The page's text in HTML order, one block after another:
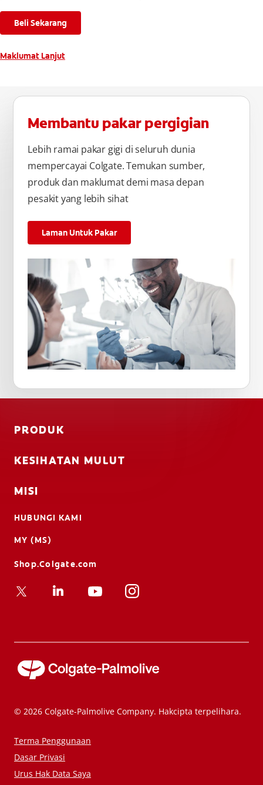
Beli Sekarang
Maklumat Lanjut
Membantu pakar pergigian
Lebih ramai pakar gigi di seluruh dunia
mempercayai Colgate. Temukan sumber,
produk dan maklumat demi masa depan
pesakit yang lebih sihat
Laman Untuk Pakar
PRODUK
KESIHATAN MULUT
MISI
HUBUNGI KAMI
MY (MS)
Shop.Colgate.com
© 2026 Colgate-Palmolive Company. Hakcipta terpelihara.
Terma Penggunaan
Dasar Privasi
Urus Hak Data Saya